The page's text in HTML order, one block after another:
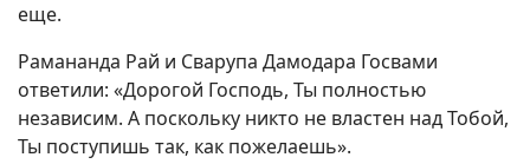
еще.
Рамананда Рай и Сварупа Дамодара Госвами
ответили: «Дорогой Господь, Ты полностью
независим. А поскольку никто не властен над Тобой,
Ты поступишь так, как пожелаешь».